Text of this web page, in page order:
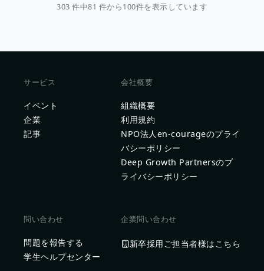
303 件中81 件から100件を表示しています
サービス
イベント
企業
記事
会社概要
組織概要
利用規約
NPO法人en-courageのプライ
バシーポリシー
Deep Growth Partnersのプ
ライバシーポリシー
問い合わせ
問題を報告する
学生ヘルプセンター
企業問い合わせ
新卒採用ご担当者様はこちら